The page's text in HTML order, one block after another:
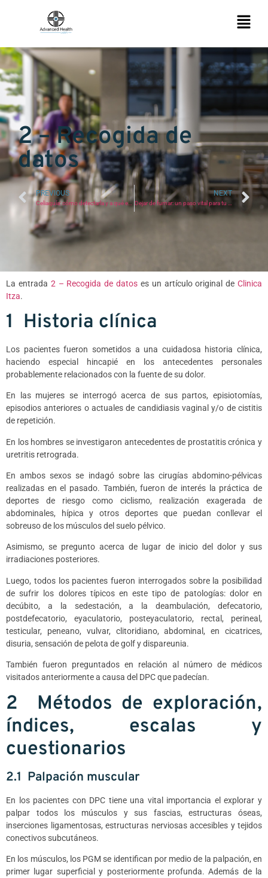
2 – Recogida de
datos
PREVIOUS
Celiaquía: cómo detectarla y a qué edad puede manifestarse
NEXT
La entrada 2 – Recogida de datos es un artículo original deClinica
Itza.
1 Historia clínica
Los pacientes fueron sometidos a una cuidadosa historia clínica,
haciendo especial hincapié en los antecedentes personales
probablemente relacionados con la fuente de su dolor.
En las mujeres se interrogó acerca de sus partos, episiotomías,
episodios anteriores o actuales de candidiasis vaginal y/o de cistitis
de repetición.
En los hombres se investigaron antecedentes de prostatitis crónica y
uretritis retrograda.
En ambos sexos se indagó sobre las cirugías abdomino-pélvicas
realizadas en el pasado. También, fueron de interés la práctica de
deportes de riesgo como ciclismo, realización exagerada de
abdominales, hípica y otros deportes que puedan conllevar el
sobreuso de los músculos del suelo pélvico.
Asimismo, se pregunto acerca de lugar de inicio del dolor y sus
irradiaciones posteriores.
Luego, todos los pacientes fueron interrogados sobre la posibilidad
de sufrir los dolores típicos en este tipo de patologías: dolor en
decúbito, a la sedestación, a la deambulación, defecatorio,
postdefecatorio, eyaculatorio, posteyaculatorio, rectal, perineal,
testicular, peneano, vulvar, clitoridiano, abdominal, en cicatrices,
disuria, sensación de pelota de golf y dispareunia.
También fueron preguntados en relación al número de médicos
visitados anteriormente a causa del DPC que padecían.
2 Métodos de exploración,
índices, escalas y
cuestionarios
2.1 Palpación muscular
En los pacientes con DPC tiene una vital importancia el explorar y
palpar todos los músculos y sus fascias, estructuras óseas,
inserciones ligamentosas, estructuras nerviosas accesibles y tejidos
conectivos subcutáneos.
En los músculos, los PGM se identifican por medio de la palpación, en
primer lugar superficial y posteriormente profunda. Además de la